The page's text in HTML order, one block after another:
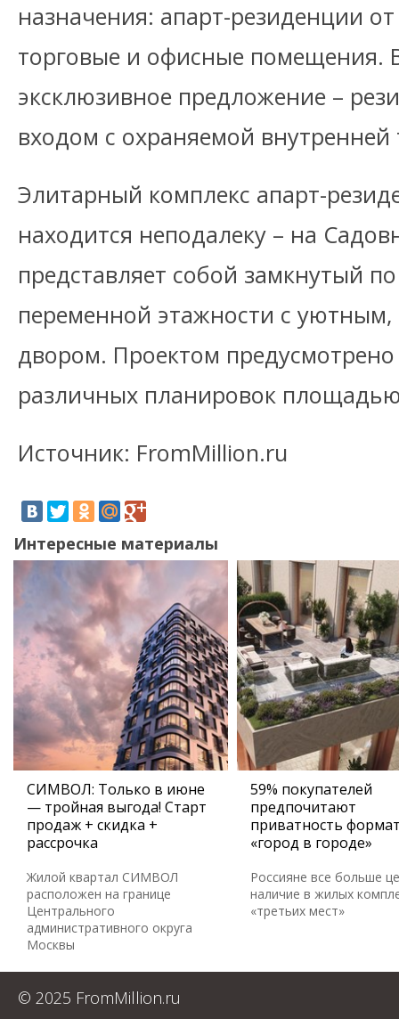
назначения: апарт-резиденции
торговые и офисные помещения.
эксклюзивное предложение –
входом с охраняемой
Элитарный комплекс апарт-
находится неподалеку – на
представляет собой замкнутый
переменной этажности с
двором. Проектом
различных планировок
Источник: FromMillion.ru
Интересные материалы
СИМВОЛ: Только в июне
— тройная выгода! Старт
продаж + скидка +
рассрочка
Жилой квартал СИМВОЛ
расположен на границе
Центрального
административного округа
Москвы
59% покупателей
предпочитают
приватность
«город в городе»
Россияне все больше
наличие в жилых
«третьих мест»
© 2025 FromMillion.ru